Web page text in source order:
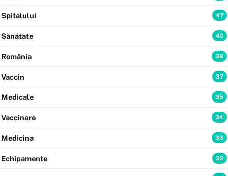
Spitalului 47
Sănătate 40
România 38
Vaccin 37
Medicale 35
Vaccinare 34
Medicina 33
Echipamente 32